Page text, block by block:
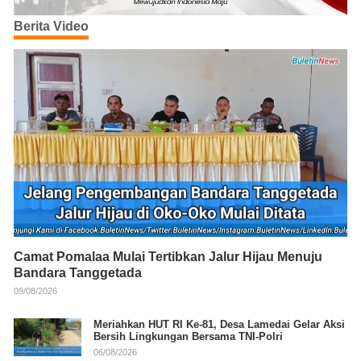
Berita Video
Camat Pomalaa Mulai Tertibkan Jalur Hijau Menuju
Bandara Tanggetada
09/08/2026
Meriahkan HUT RI Ke-81, Desa Lamedai Gelar Aksi
Bersih Lingkungan Bersama TNI-Polri
06/08/2026